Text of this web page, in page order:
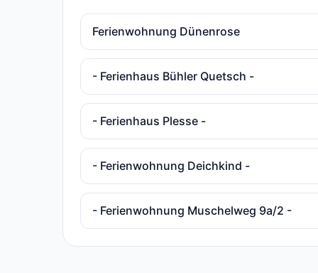
Ferienwohnung Dünenrose
- Ferienhaus Bühler Quetsch -
- Ferienhaus Plesse -
- Ferienwohnung Deichkind -
- Ferienwohnung Muschelweg 9a/2 -